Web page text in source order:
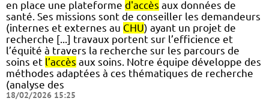
en place une plateforme d'accès aux données de
santé. Ses missions sont de conseiller les demandeurs
(internes et externes au CHU) ayant un projet de
recherche [...] travaux portent sur l’efficience et
l’équité à travers la recherche sur les parcours de
soins et l’accès aux soins. Notre équipe développe des
méthodes adaptées à ces thématiques de recherche
(analyse des
18/02/2026 15:25